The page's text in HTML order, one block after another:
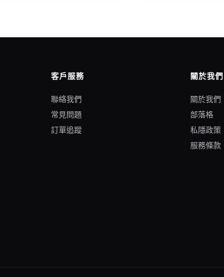
客戶服務
聯絡我們
常見問題
訂單追蹤
關於我們
關於我們
部落格
私隱政策
服務條款